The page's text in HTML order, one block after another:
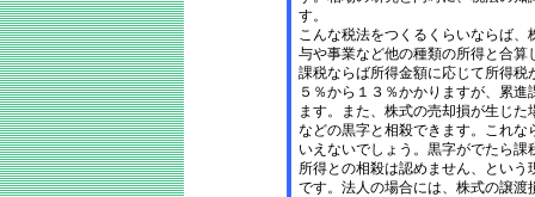
す。
こんな税法をつくるくらいならば
与や事業など他の種類の所得と合
課税ならば所得金額に応じて所得
５％から１３％かかりますが、累
ます。また、株式の売却損が生じ
などの黒字と相殺できます。これ
いえないでしょう。黒字がでたら
所得との相殺は認めません、とい
です。法人の場合には、株式の譲